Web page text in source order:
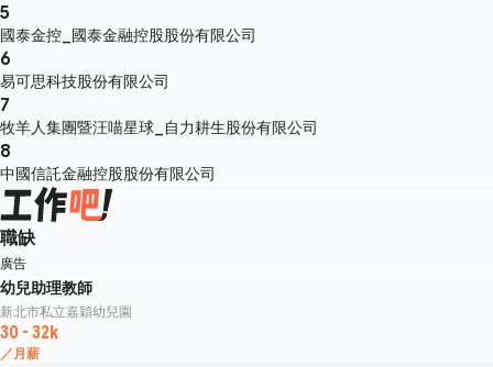
5
國泰金控_國泰金融控股股份有限公司
6
易可思科技股份有限公司
7
牧羊人集團暨汪喵星球_自力耕生股份有限公司
8
中國信託金融控股股份有限公司
職缺
廣告
幼兒助理教師
新北市私立嘉穎幼兒園
30 - 32k
／月薪